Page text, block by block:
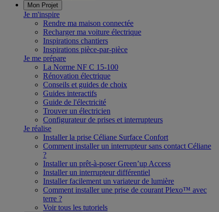
Mon Projet
Je m'inspire
Rendre ma maison connectée
Recharger ma voiture électrique
Inspirations chantiers
Inspirations pièce-par-pièce
Je me prépare
La Norme NF C 15-100
Rénovation électrique
Conseils et guides de choix
Guides interactifs
Guide de l'électricité
Trouver un électricien
Configurateur de prises et interrupteurs
Je réalise
Installer la prise Céliane Surface Confort
Comment installer un interrupteur sans contact Céliane
?
Installer un prêt-à-poser Green’up Access
Installer un interrupteur différentiel
Installer facilement un variateur de lumière
Comment installer une prise de courant Plexo™ avec
terre ?
Voir tous les tutoriels